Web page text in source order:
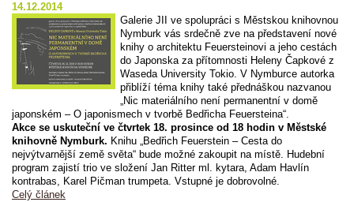
14.12.2014
Galerie JII ve spolupráci s Městskou knihovnou
Nymburk vás srdečně zve na představení nové
knihy o architektu Feuersteinovi a jeho cestách
do Japonska za přítomnosti Heleny Čapkové z
Waseda University Tokio. V Nymburce autorka
přiblíží téma knihy také přednáškou nazvanou
„Nic materiálního není permanentní v domě
japonském – O japonismech v tvorbě Bedřicha Feuersteina“.
Akce se uskuteční ve čtvrtek 18. prosince od 18 hodin v Městské
knihovně Nymburk. Knihu „Bedřich Feuerstein – Cesta do
nejvýtvarnější země světa“ bude možné zakoupit na místě. Hudební
program zajistí trio ve složení Jan Ritter ml. kytara, Adam Havlín
kontrabas, Karel Pičman trumpeta. Vstupné je dobrovolné.
Celý článek